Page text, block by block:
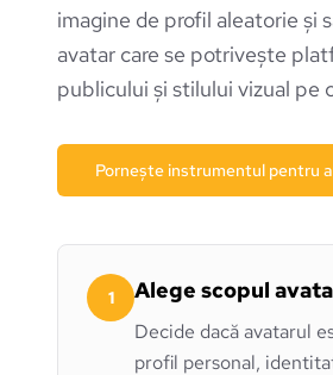
imagine de profil aleatorie și
avatar care se potrivește
publicului și stilului vizual pe
Pornește instrumentul pentru
1 Alege scopul
Decide dacă avatarul
profil personal,